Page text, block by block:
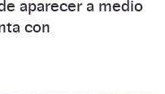
aparecer a medio
con